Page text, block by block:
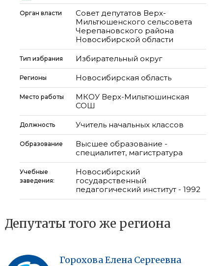
Орган власти
Совет депутатов Верх-
Мильтюшенского сельсовета
Черепановского района
Новосибирской области
Тип избрания Избирательный округ
Регионы Новосибирская область
Место работы
МКОУ Верх-Мильтюшинская
СОШ
Должность Учитель начальных классов
Образование
Высшее образование -
специалитет, магистратура
Учебные
заведения:
Новосибирский
государственный
педагогический институт - 1992
Депутаты того же региона
ГороховаЕлена Сергеевна